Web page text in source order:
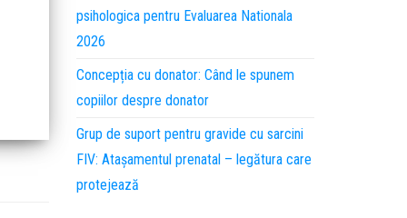
psihologica pentru Evaluarea Nationala
2026
Concepția cu donator: Când le spunem
copiilor despre donator
Grup de suport pentru gravide cu sarcini
FIV: Atașamentul prenatal – legătura care
protejează